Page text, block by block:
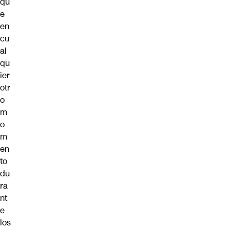
e
en
cu
al
qu
ier
otr
o
m
o
m
en
to
du
ra
nt
e
los